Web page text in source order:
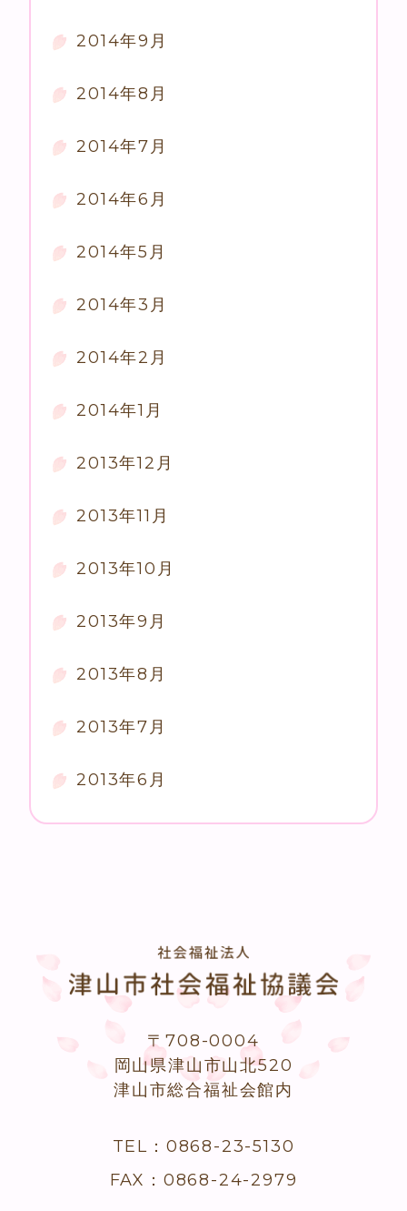
2014年9月
2014年8月
2014年7月
2014年6月
2014年5月
2014年3月
2014年2月
2014年1月
2013年12月
2013年11月
2013年10月
2013年9月
2013年8月
2013年7月
2013年6月
〒708-0004
岡山県津山市山北520
津山市総合福祉会館内
TEL：0868-23-5130
FAX：0868-24-2979